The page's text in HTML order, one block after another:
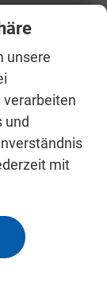
unsere
verarbeiten
und
mit